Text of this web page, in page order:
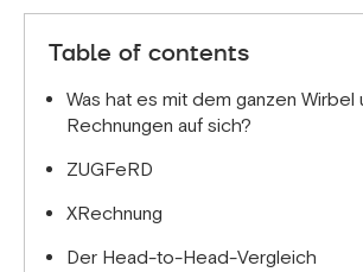
erfordern spezielle Software oder
um in einem menschenlesbaren
zu werden. ZUGFeRD-Rechnungen
normale PDFs in jedem Standard-
geöffnet und gelesen werden.
Table of contents
Was hat es mit dem ganzen Wirbel
Rechnungen auf sich?
ZUGFeRD
XRechnung
Der Head-to-Head-Vergleich